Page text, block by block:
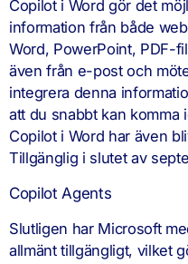
Copilot i Word gör det
information från både
Word, PowerPoint, PDF-
även från e-post och
integrera denna
att du snabbt kan komma
Copilot i Word har även
Tillgänglig i slutet av
Copilot Agents
Slutligen har Microsoft
allmänt tillgängligt, vilket